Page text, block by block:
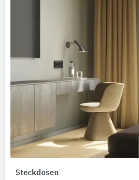
Steckdosen